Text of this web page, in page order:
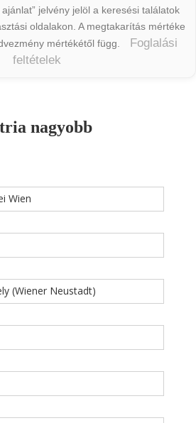
jelvény jelöl a keresési találatok
oldalakon. A megtakarítás mértéke
mértékétől függ.
Foglalási
feltételek
nagyobb
Wien
(Wiener Neustadt)